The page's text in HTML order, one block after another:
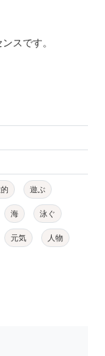
スです。
遊ぶ
海 泳ぐ
元気 人物